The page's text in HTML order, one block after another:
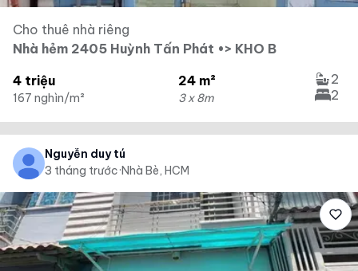
Cho thuê nhà riêng
Nhà hẻm 2405 Huỳnh Tấn Phát •> KHO B
4 triệu
167 nghìn/m²
24 m²
3 x 8m
2
2
Nguyễn duy tú
3 tháng trước·Nhà Bè, HCM